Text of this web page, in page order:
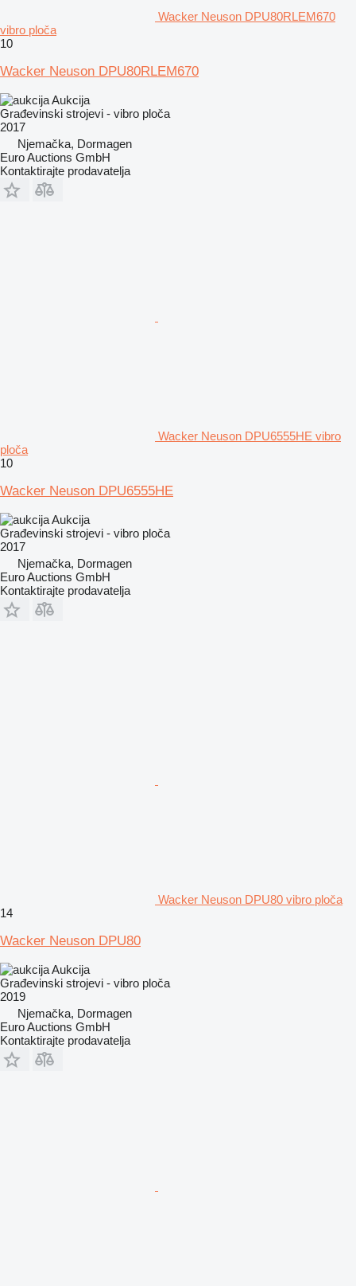
Wacker Neuson DPU80RLEM670
vibro ploča
10
Wacker Neuson DPU80RLEM670
Aukcija
Građevinski strojevi - vibro ploča
2017
Njemačka, Dormagen
Euro Auctions GmbH
Kontaktirajte prodavatelja
Wacker Neuson DPU6555HE vibro
ploča
10
Wacker Neuson DPU6555HE
Aukcija
Građevinski strojevi - vibro ploča
2017
Njemačka, Dormagen
Euro Auctions GmbH
Kontaktirajte prodavatelja
Wacker Neuson DPU80 vibro ploča
14
Wacker Neuson DPU80
Aukcija
Građevinski strojevi - vibro ploča
2019
Njemačka, Dormagen
Euro Auctions GmbH
Kontaktirajte prodavatelja